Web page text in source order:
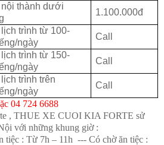
thành dưới
1.100.000đ
trình từ 100-
ngày
Call
trình từ 150-
ngày
Call
trình trên
ngày
Call
04 724 6688
, THUE XE CUOI KIA FORTE sử
với những khung giờ :
tiệc : Từ 7h – 11h --- Có chờ ăn tiệc :